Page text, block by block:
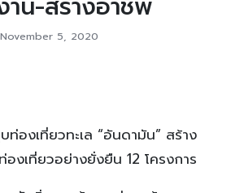
November 5, 2020
องเที่ยวทะเล “อันดามัน” สร้าง
งเที่ยวอย่างยั่งยืน 12 โครงการ